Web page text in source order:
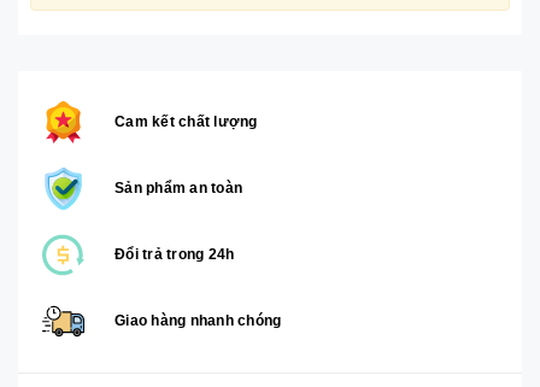
Cam kết chất lượng
Sản phẩm an toàn
Đổi trả trong 24h
Giao hàng nhanh chóng